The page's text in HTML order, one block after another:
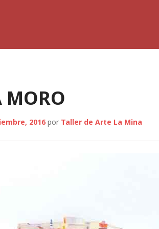
MORO
2016 por Taller de Arte La Mina